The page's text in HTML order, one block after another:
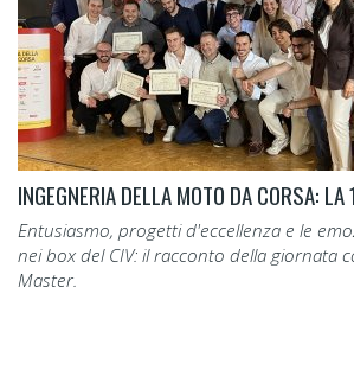
Entusiasmo, progetti d'eccellenza e le
nei box del CIV: il racconto della giornata
Master.